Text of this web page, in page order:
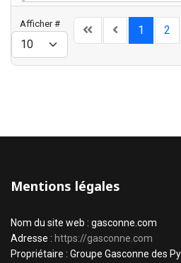
Afficher # 1 2
Mentions légales
Nom du site web : gasconne.com
Adresse : https://gasconne.com
Propriétaire : Groupe Gasconne des